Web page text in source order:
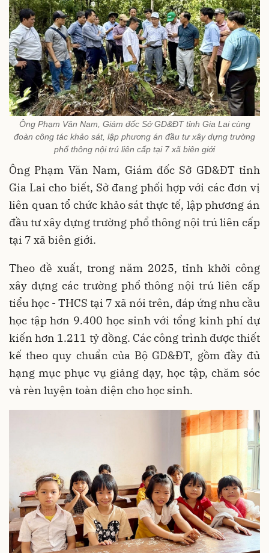
Ông Phạm Văn Nam, Giám đốc Sở GD&ĐT tỉnh Gia Lai cùng
đoàn công tác khảo sát, lập phương án đầu tư xây dựng trường
phổ thông nội trú liên cấp tại 7 xã biên giới
Ông Phạm Văn Nam, Giám đốc Sở GD&ĐT tỉnh
Gia Lai cho biết, Sở đang phối hợp với các đơn vị
liên quan tổ chức khảo sát thực tế, lập phương án
đầu tư xây dựng trường phổ thông nội trú liên cấp
tại 7 xã biên giới.
Theo đề xuất, trong năm 2025, tỉnh khởi công
xây dựng các trường phổ thông nội trú liên cấp
tiểu học - THCS tại 7 xã nói trên, đáp ứng nhu cầu
học tập hơn 9.400 học sinh với tổng kinh phí dự
kiến hơn 1.211 tỷ đồng. Các công trình được thiết
kế theo quy chuẩn của Bộ GD&ĐT, gồm đầy đủ
hạng mục phục vụ giảng dạy, học tập, chăm sóc
và rèn luyện toàn diện cho học sinh.